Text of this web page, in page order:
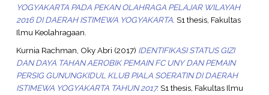
YOGYAKARTA PADA PEKAN OLAHRAGA PELAJAR WILAYAH
2016 DI DAERAH ISTIMEWA YOGYAKARTA. S1 thesis, Fakultas
Ilmu Keolahragaan.
Kurnia Rachman, Oky Abri (2017) IDENTIFIKASI STATUS GIZI
DAN DAYA TAHAN AEROBIK PEMAIN FC UNY DAN PEMAIN
PERSIG GUNUNGKIDUL KLUB PIALA SOERATIN DI DAERAH
ISTIMEWA YOGYAKARTA TAHUN 2017.S1 thesis, Fakultas Ilmu